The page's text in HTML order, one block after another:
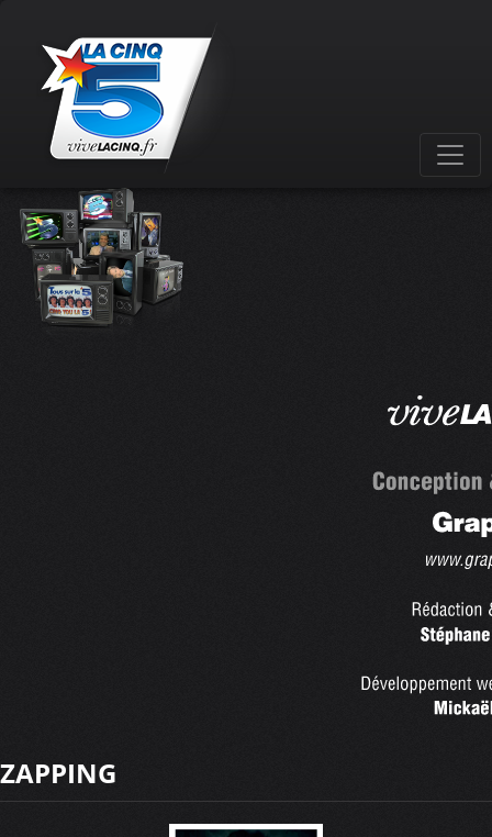
CRÉDITS
ZAPPING